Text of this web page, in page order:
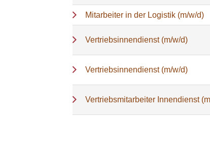
Mitarbeiter in der Logistik (m/w/d)
Vertriebsinnendienst (m/w/d)
Vertriebsinnendienst (m/w/d)
Vertriebsmitarbeiter Innendienst